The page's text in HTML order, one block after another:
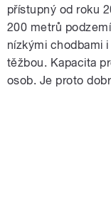
přístupný od roku
200 metrů
nízkými chodbami
těžbou. Kapacita
osob. Je proto